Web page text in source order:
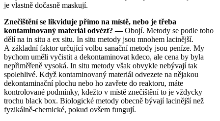
je vlastně dočasně maskují.
Znečištění se likviduje přímo na místě, nebo je třeba
kontaminovaný materiál odvézt? —Obojí. Metody se podle toho
dělí na in situ a ex situ. In situ metody jsou mnohem lacinější.
A základní faktor určující volbu sanační metody jsou peníze. My
bychom uměli vyčistit a dekontaminovat kdeco, ale cena by byla
nepřiměřeně vysoká. In situ metody však obvykle nebývají tak
spolehlivé. Když kontaminovaný materiál odvezete na nějakou
dekontaminační plochu nebo ho zavřete do reaktoru, máte
kontrolované podmínky, kdežto v místě znečištění to je vždycky
trochu black box. Biologické metody obecně bývají lacinější než
fyzikálně-chemické, pokud ovšem fungují.